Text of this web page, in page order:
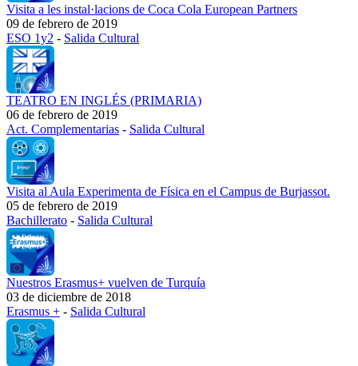
Visita a les instal·lacions de Coca Cola European Partners
09 de febrero de 2019
ESO 1y2 - Salida Cultural
TEATRO EN INGLÉS (PRIMARIA)
06 de febrero de 2019
Act. Complementarias - Salida Cultural
Visita al Aula Experimenta de Física en el Campus de Burjassot.
05 de febrero de 2019
Bachillerato - Salida Cultural
Nuestros Erasmus+ vuelven de Turquía
03 de diciembre de 2018
Erasmus + - Salida Cultural